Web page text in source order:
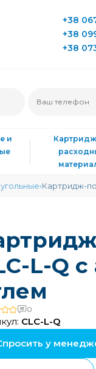
+38
+38
+38
и
Картридж-
L-Q
0
CLC-L-Q
у